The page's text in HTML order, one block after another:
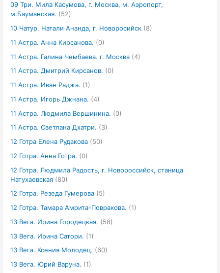
09 Три. Мила Касумова, г. Москва, м. Аэропорт,
м.Бауманская. (52)
10 Чатур. Натали Ананда, г. Новоросийск (8)
11 Астра. Анна Кирсанова. (0)
11 Астра. Галина Чембаева. г. Москва (4)
11 Астра. Дмитрий Кирсанов. (0)
11 Астра. Иван Раджа. (1)
11 Астра. Игорь Джнана. (4)
11 Астра. Людмила Вершинина. (0)
11 Астра. Светлана Дхатри. (3)
12 Готра Елена Рудакова (50)
12 Готра. Анна Готра. (0)
12 Готра. Людмила Радость, г. Новороссийск, станица
Натухаевская (80)
12 Готра. Резеда Гумерова (5)
12 Готра. Тамара Амрита-Повракова. (1)
13 Вега. Ирина Городецкая. (58)
13 Вега. Ирина Сатори. (1)
13 Вега. Ксения Молодец. (60)
13 Вега. Юрий Варуна. (1)